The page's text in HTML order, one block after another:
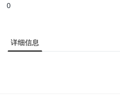
0
详细信息